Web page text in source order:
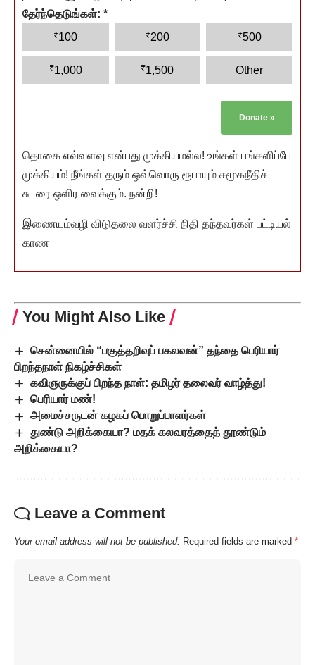
தேர்ந்தெடுங்கள்: *
₹100 ₹200 ₹500
₹1,000 ₹1,500 Other
Donate »
தொகை எவ்வளவு என்பது முக்கியமல்ல! உங்கள் பங்களிப்பே
முக்கியம்! நீங்கள் தரும் ஒவ்வொரு ரூபாயும் சமூகநீதிச்
சுடரை ஒளிர வைக்கும். நன்றி!
இணையம்வழி விடுதலை வளர்ச்சி நிதி தந்தவர்கள் பட்டியல்
காண
You Might Also Like
சென்னையில் “பகுத்தறிவுப் பகலவன்” தந்தை பெரியார்
பிறந்தநாள் நிகழ்ச்சிகள்
கவிஞருக்குப் பிறந்த நாள்: தமிழர் தலைவர் வாழ்த்து!
பெரியார் மண்!
அமைச்சருடன் கழகப் பொறுப்பாளர்கள்
துண்டு அறிக்கையா? மதக் கலவரத்தைத் தூண்டும்
அறிக்கையா?
Leave a Comment
Your email address will not be published. Required fields are marked *